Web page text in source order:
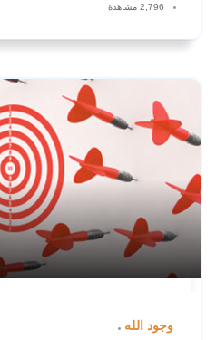
2,796 مشاهدة
وجود الله